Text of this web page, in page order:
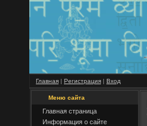
Главная | Регистрация | Вход
Меню сайта
Главная страница
Информация о сайте